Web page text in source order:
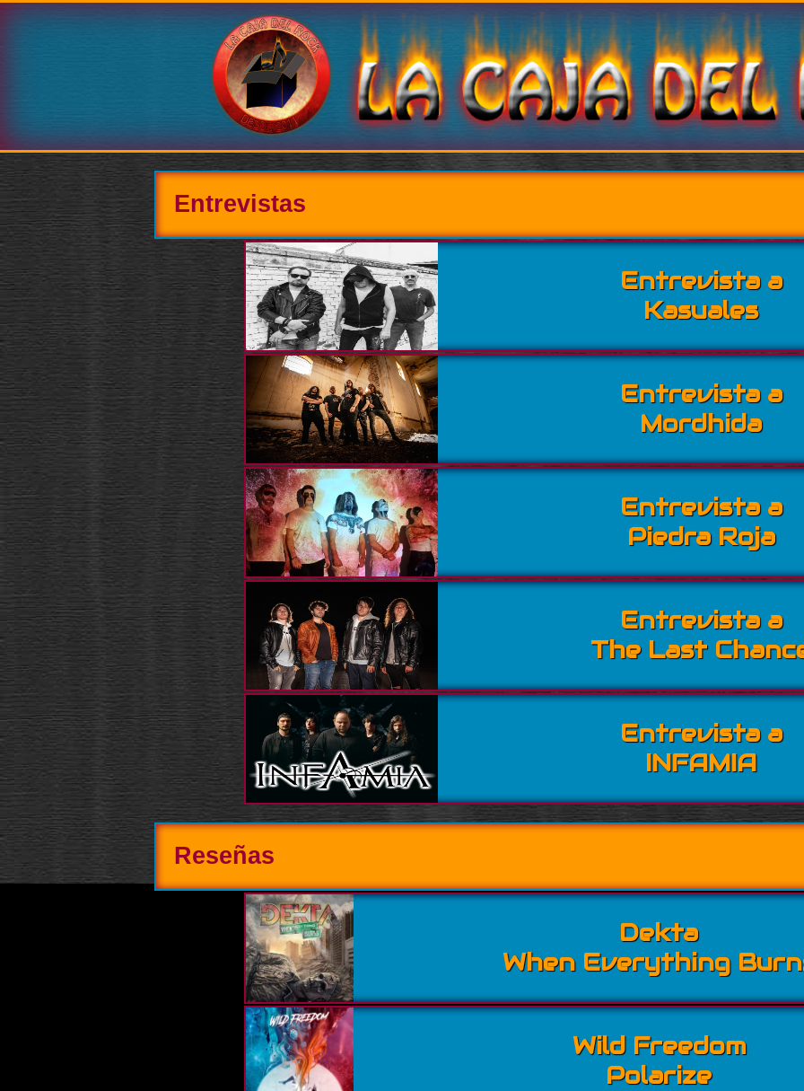
Entrevistas
Entrevista a
Kasuales
Entrevista a
Mordhida
Entrevista a
Piedra Roja
Entrevista a
The Last
Entrevista a
INFAMIA
Reseñas
Dekta
When Everything
Wild Freedom
Polarize